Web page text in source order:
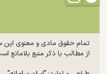
تمام حقوق مادی و معنوی این
از مطالب با ذکر منبع بلامانع